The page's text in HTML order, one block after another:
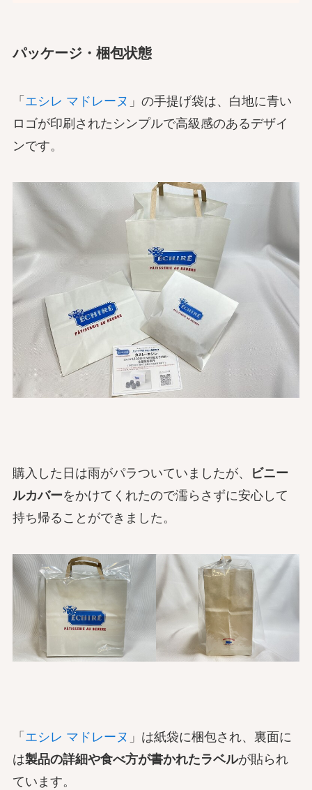
パッケージ・梱包状態
「 エシレ マドレーヌ 」の手提げ袋は、白地に青い
ロゴが印刷されたシンプルで高級感のあるデザイ
ンです。
購入した日は雨がパラついていましたが、
ビニー
ルカバーをかけてくれたので濡らさずに安心して
持ち帰ることができました。
「 エシレ マドレーヌ 」は紙袋に梱包され、裏面に
は製品の詳細や食べ方が書かれたラベルが貼られ
ています。